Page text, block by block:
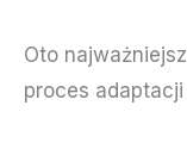
Oto
proces